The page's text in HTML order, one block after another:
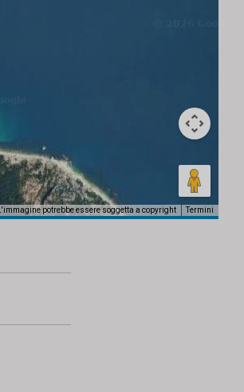
L'immagine potrebbe essere soggetta a copyright Termini